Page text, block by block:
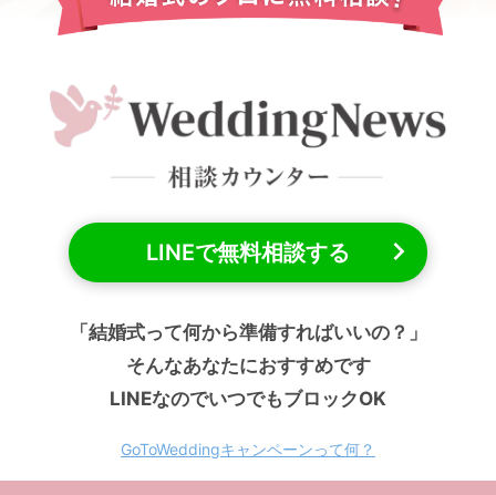
LINEで無料相談する
「結婚式って何から準備すればいいの？」
そんなあなたにおすすめです
LINEなのでいつでもブロックOK
GoToWeddingキャンペーンって何？